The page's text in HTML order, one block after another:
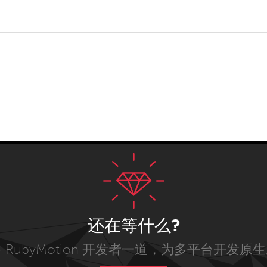
还在等什么?
RubyMotion 开发者一道，为多平台开发原